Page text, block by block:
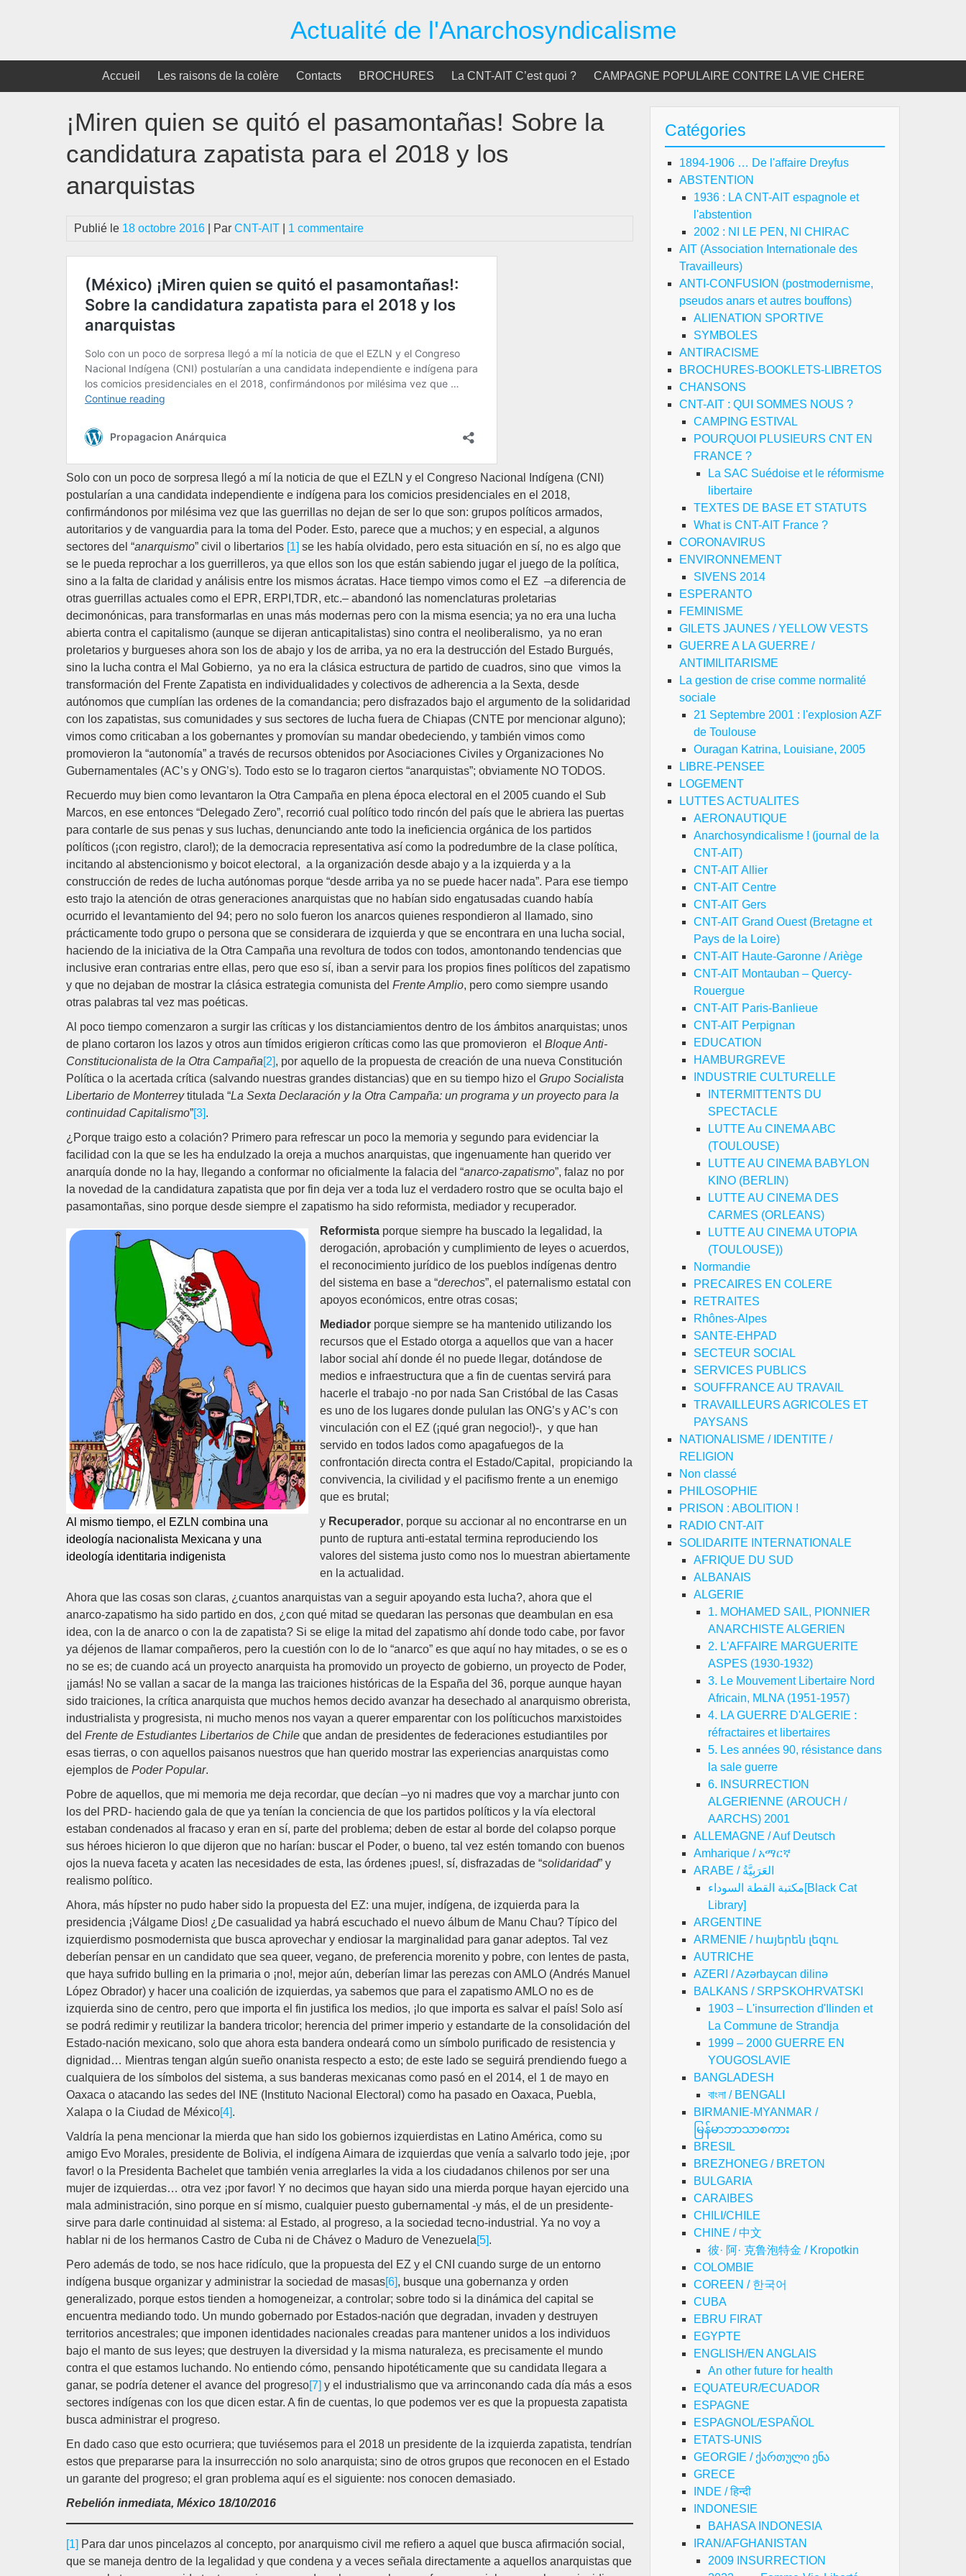
Actualité de l'Anarchosyndicalisme
Accueil Les raisons de la colère Contacts BROCHURES La CNT-AIT C’est quoi ? CAMPAGNE POPULAIRE CONTRE LA VIE CHERE
¡Miren quien se quitó el pasamontañas! Sobre la
candidatura zapatista para el 2018 y los
anarquistas
Publié le 18 octobre 2016 | Par CNT-AIT 1 commentaire
Solo con un poco de sorpresa llegó a mí la noticia de que el EZLN y el Congreso Nacional Indígena (CNI)
postularían a una candidata independiente e indígena para los comicios presidenciales en el 2018,
confirmándonos por milésima vez que las guerrillas no dejan de ser lo que son: grupos políticos armados,
autoritarios y de vanguardia para la toma del Poder. Esto, parece que a muchos; y en especial, a algunos
sectores del “anarquismo” civil o libertarios [1] se les había olvidado, pero esta situación en sí, no es algo que
se le pueda reprochar a los guerrilleros, ya que ellos son los que están sabiendo jugar el juego de la política,
sino a la falta de claridad y análisis entre los mismos ácratas. Hace tiempo vimos como el EZ –a diferencia de
otras guerrillas actuales como el EPR, ERPI,TDR, etc.– abandonó las nomenclaturas proletarias
decimonónicas, para transformarlas en unas más modernas pero con la misma esencia; ya no era una lucha
abierta contra el capitalismo (aunque se dijeran anticapitalistas) sino contra el neoliberalismo, ya no eran
proletarios y burgueses ahora son los de abajo y los de arriba, ya no era la destrucción del Estado Burgués,
sino la lucha contra el Mal Gobierno, ya no era la clásica estructura de partido de cuadros, sino que vimos la
transformación del Frente Zapatista en individualidades y colectivos de adherencia a la Sexta, desde
autónomos que cumplían las ordenes de la comandancia; pero disfrazados bajo el argumento de la solidaridad
con los zapatistas, sus comunidades y sus sectores de lucha fuera de Chiapas (CNTE por mencionar alguno);
vimos como criticaban a los gobernantes y promovían su mandar obedeciendo, y también vimos como
promovieron la “autonomía” a través de recursos obtenidos por Asociaciones Civiles y Organizaciones No
Gubernamentales (AC’s y ONG’s). Todo esto se lo tragaron ciertos “anarquistas”; obviamente NO TODOS.
Recuerdo muy bien como levantaron la Otra Campaña en plena época electoral en el 2005 cuando el Sub
Marcos, en ese entonces “Delegado Zero”, recorrió cual político todo rincón del país que le abriera las puertas
para contarle de sus penas y sus luchas, denunciando ante todo la ineficiencia orgánica de los partidos
políticos (¡con registro, claro!); de la democracia representativa así como la podredumbre de la clase política,
incitando al abstencionismo y boicot electoral, a la organización desde abajo y a la izquierda y a la
construcción de redes de lucha autónomas porque “desde arriba ya no se puede hacer nada”. Para ese tiempo
esto trajo la atención de otras generaciones anarquistas que no habían sido engatusadas cuando había
ocurrido el levantamiento del 94; pero no solo fueron los anarcos quienes respondieron al llamado, sino
prácticamente todo grupo o persona que se considerara de izquierda y que se encontrara en una lucha social,
haciendo de la iniciativa de la Otra Campaña una revoltura de todos con todos, amontonando tendencias que
inclusive eran contrarias entre ellas, pero que eso sí, iban a servir para los propios fines políticos del zapatismo
y que no dejaban de mostrar la clásica estrategia comunista del Frente Amplio, pero como siempre usando
otras palabras tal vez mas poéticas.
Al poco tiempo comenzaron a surgir las críticas y los distanciamientos dentro de los ámbitos anarquistas; unos
de plano cortaron los lazos y otros aun tímidos erigieron críticas como las que promovieron el Bloque Anti-
Constitucionalista de la Otra Campaña[2], por aquello de la propuesta de creación de una nueva Constitución
Política o la acertada crítica (salvando nuestras grandes distancias) que en su tiempo hizo el Grupo Socialista
Libertario de Monterreytitulada “La Sexta Declaración y la Otra Campaña: un programa y un proyecto para la
continuidad Capitalismo”[3].
¿Porque traigo esto a colación? Primero para refrescar un poco la memoria y segundo para evidenciar la
facilidad con la que se les ha endulzado la oreja a muchos anarquistas, que ingenuamente han querido ver
anarquía donde no la hay, llegando a conformar no oficialmente la falacia del “anarco-zapatismo”, falaz no por
la novedad de la candidatura zapatista que por fin deja ver a toda luz el verdadero rostro que se oculta bajo el
pasamontañas, sino porque desde siempre el zapatismo ha sido reformista, mediador y recuperador.
Al mismo tiempo, el EZLN combina una
ideología nacionalista Mexicana y una
ideología identitaria indigenista
Reformista porque siempre ha buscado la legalidad, la
derogación, aprobación y cumplimiento de leyes o acuerdos,
el reconocimiento jurídico de los pueblos indígenas dentro
del sistema en base a “derechos”, el paternalismo estatal con
apoyos económicos, entre otras cosas;
Mediador porque siempre se ha mantenido utilizando los
recursos que el Estado otorga a aquellos que van a hacer
labor social ahí donde él no puede llegar, dotándose de
medios e infraestructura que a fin de cuentas servirá para
hacerle el trabajo -no por nada San Cristóbal de las Casas
es uno de los lugares donde pululan las ONG’s y AC’s con
vinculación con el EZ (¡qué gran negocio!)-, y que han
servido en todos lados como apagafuegos de la
confrontación directa contra el Estado/Capital, propiciando la
convivencia, la civilidad y el pacifismo frente a un enemigo
que es brutal;
y Recuperador, porque su accionar al no encontrarse en un
punto de ruptura anti-estatal termina reproduciendo los
valores del sistema justo como nos lo muestran abiertamente
en la actualidad.
Ahora que las cosas son claras, ¿cuantos anarquistas van a seguir apoyando esta lucha?, ahora que el
anarco-zapatismo ha sido partido en dos, ¿con qué mitad se quedaran las personas que deambulan en esa
idea, con la de anarco o con la de zapatista? Si se elige la mitad del zapatismo ahí donde todo cabe, por favor
ya déjenos de llamar compañeros, pero la cuestión con lo de lo “anarco” es que aquí no hay mitades, o se es o
no se es; de cuando acá un proyecto anarquista ha promovido un proyecto de gobierno, un proyecto de Poder,
¡jamás! No se vallan a sacar de la manga las traiciones históricas de la España del 36, porque aunque hayan
sido traiciones, la crítica anarquista que muchos hemos decido avanzar ha desechado al anarquismo obrerista,
industrialista y progresista, ni mucho menos nos vayan a querer emparentar con los políticuchos marxistoides
del Frente de Estudiantes Libertarios de Chile que andan de presidentes de federaciones estudiantiles por
esas tierras, o con aquellos paisanos nuestros que han querido mostrar las experiencias anarquistas como
ejemplos de Poder Popular.
Pobre de aquellos, que mi memoria me deja recordar, que decían –yo ni madres que voy a marchar junto con
los del PRD- haciendo gala de que ya tenían la conciencia de que los partidos políticos y la vía electoral
estaban condenados al fracaso y eran en sí, parte del problema; deben de estar al borde del colapso porque
sus héroes hicieron lo que dijeron que no harían: buscar el Poder, o bueno, tal vez estén tomando con buenos
ojos la nueva faceta y acaten las necesidades de esta, las órdenes ¡pues!, sí, disfrazadas de “solidaridad” y
realismo político.
Ahora, más hípster no pudo haber sido la propuesta del EZ: una mujer, indígena, de izquierda para la
presidencia ¡Válgame Dios! ¿De casualidad ya habrá escuchado el nuevo álbum de Manu Chau? Típico del
izquierdismo posmodernista que busca aprovechar y endiosar la marginalidad para ganar adeptos. Tal vez
deberían pensar en un candidato que sea queer, vegano, de preferencia morenito y pobre, con lentes de pasta,
que haya sufrido bulling en la primaria o ¡no!, mejor aún, deberían limar las perezas con AMLO (Andrés Manuel
López Obrador) y hacer una coalición de izquierdas, ya sabemos que para el zapatismo AMLO no es de
izquierda sino de centro, pero que importa el fin justifica los medios, ¡lo que importa es salvar el país! Solo así
se podrá redimir y reutilizar la bandera tricolor; herencia del primer imperio y estandarte de la consolidación del
Estado-nación mexicano, solo que ahora esta bandera ondeará como un símbolo purificado de resistencia y
dignidad… Mientras tengan algún sueño onanista respecto a esto; de este lado se seguirá prendiendo fuego a
cualquiera de los símbolos del sistema, a sus banderas mexicanas como pasó en el 2014, el 1 de mayo en
Oaxaca o atacando las sedes del INE (Instituto Nacional Electoral) como ha pasado en Oaxaca, Puebla,
Xalapa o la Ciudad de México[4].
Valdría la pena mencionar la mierda que han sido los gobiernos izquierdistas en Latino América, como su
amigo Evo Morales, presidente de Bolivia, el indígena Aimara de izquierdas que venía a salvarlo todo jeje, ¡por
favor! o la Presidenta Bachelet que también venia arreglarles la vida a los ciudadanos chilenos por ser una
mujer de izquierdas… otra vez ¡por favor! Y no decimos que hayan sido una mierda porque hayan ejercido una
mala administración, sino porque en sí mismo, cualquier puesto gubernamental -y más, el de un presidente-
sirve para darle continuidad al sistema: al Estado, al progreso, a la sociedad tecno-industrial. Ya no voy a
hablar ni de los hermanos Castro de Cuba ni de Chávez o Maduro de Venezuela[5].
Pero además de todo, se nos hace ridículo, que la propuesta del EZ y el CNI cuando surge de un entorno
indígena busque organizar y administrar la sociedad de masas[6], busque una gobernanza y orden
generalizado, porque estos tienden a homogeneizar, a controlar; sobre todo si la dinámica del capital se
encuentra mediando todo. Un mundo gobernado por Estados-nación que degradan, invaden y destruyen
territorios ancestrales; que imponen identidades nacionales creadas para mantener unidos a los individuos
bajo el manto de sus leyes; que destruyen la diversidad y la misma naturaleza, es precisamente el mundo
contra el que estamos luchando. No entiendo cómo, pensando hipotéticamente que su candidata llegara a
ganar, se podría detener el avance del progreso[7] y el industrialismo que va arrinconando cada día más a esos
sectores indígenas con los que dicen estar. A fin de cuentas, lo que podemos ver es que la propuesta zapatista
busca administrar el progreso.
En dado caso que esto ocurriera; que tuviésemos para el 2018 un presidente de la izquierda zapatista, tendrían
estos que prepararse para la insurrección no solo anarquista; sino de otros grupos que reconocen en el Estado
un garante del progreso; el gran problema aquí es el siguiente: nos conocen demasiado.
Rebelión inmediata, México 18/10/2016
[1] Para dar unos pincelazos al concepto, por anarquismo civil me refiero a aquel que busca afirmación social,
que se maneja dentro de la legalidad y que condena y a veces señala directamente a aquellos anarquistas que
Catégories
1894-1906 … De l'affaire Dreyfus
ABSTENTION
1936 : LA CNT-AIT espagnole et
l'abstention
2002 : NI LE PEN, NI CHIRAC
AIT (Association Internationale des
Travailleurs)
ANTI-CONFUSION (postmodernisme,
pseudos anars et autres bouffons)
ALIENATION SPORTIVE
SYMBOLES
ANTIRACISME
BROCHURES-BOOKLETS-LIBRETOS
CHANSONS
CNT-AIT : QUI SOMMES NOUS ?
CAMPING ESTIVAL
POURQUOI PLUSIEURS CNT EN
FRANCE ?
La SAC Suédoise et le réformisme
libertaire
TEXTES DE BASE ET STATUTS
What is CNT-AIT France ?
CORONAVIRUS
ENVIRONNEMENT
SIVENS 2014
ESPERANTO
FEMINISME
GILETS JAUNES / YELLOW VESTS
GUERRE A LA GUERRE /
ANTIMILITARISME
La gestion de crise comme normalité
sociale
21 Septembre 2001 : l'explosion AZF
de Toulouse
Ouragan Katrina, Louisiane, 2005
LIBRE-PENSEE
LOGEMENT
LUTTES ACTUALITES
AERONAUTIQUE
Anarchosyndicalisme ! (journal de la
CNT-AIT)
CNT-AIT Allier
CNT-AIT Centre
CNT-AIT Gers
CNT-AIT Grand Ouest (Bretagne et
Pays de la Loire)
CNT-AIT Haute-Garonne / Ariège
CNT-AIT Montauban – Quercy-
Rouergue
CNT-AIT Paris-Banlieue
CNT-AIT Perpignan
EDUCATION
HAMBURGREVE
INDUSTRIE CULTURELLE
INTERMITTENTS DU
SPECTACLE
LUTTE Au CINEMA ABC
(TOULOUSE)
LUTTE AU CINEMA BABYLON
KINO (BERLIN)
LUTTE AU CINEMA DES
CARMES (ORLEANS)
LUTTE AU CINEMA UTOPIA
(TOULOUSE))
Normandie
PRECAIRES EN COLERE
RETRAITES
Rhônes-Alpes
SANTE-EHPAD
SECTEUR SOCIAL
SERVICES PUBLICS
SOUFFRANCE AU TRAVAIL
TRAVAILLEURS AGRICOLES ET
PAYSANS
NATIONALISME / IDENTITE /
RELIGION
Non classé
PHILOSOPHIE
PRISON : ABOLITION !
RADIO CNT-AIT
SOLIDARITE INTERNATIONALE
AFRIQUE DU SUD
ALBANAIS
ALGERIE
1. MOHAMED SAIL, PIONNIER
ANARCHISTE ALGERIEN
2. L'AFFAIRE MARGUERITE
ASPES (1930-1932)
3. Le Mouvement Libertaire Nord
Africain, MLNA (1951-1957)
4. LA GUERRE D'ALGERIE :
réfractaires et libertaires
5. Les années 90, résistance dans
la sale guerre
6. INSURRECTION
ALGERIENNE (AROUCH /
AARCHS) 2001
ALLEMAGNE / Auf Deutsch
Amharique / አማርኛ
ARABE / العَرَبِيَّةُ
مكتبة القطة السوداء[Black Cat
Library]
ARGENTINE
ARMENIE / հայերեն լեզու
AUTRICHE
AZERI / Azərbaycan dilinə
BALKANS / SRPSKOHRVATSKI
1903 – L'insurrection d'Ilinden et
La Commune de Strandja
1999 – 2000 GUERRE EN
YOUGOSLAVIE
BANGLADESH
বাংলা / BENGALI
BIRMANIE-MYANMAR /
မြန်မာဘာသာစကား
BRESIL
BREZHONEG / BRETON
BULGARIA
CARAIBES
CHILI/CHILE
CHINE / 中文
彼· 阿· 克鲁泡特金 / Kropotkin
COLOMBIE
COREEN / 한국어
CUBA
EBRU FIRAT
EGYPTE
ENGLISH/EN ANGLAIS
An other future for health
EQUATEUR/ECUADOR
ESPAGNE
ESPAGNOL/ESPAÑOL
ETATS-UNIS
GEORGIE / ქართული ენა
GRECE
INDE / हिन्दी
INDONESIE
BAHASA INDONESIA
IRAN/AFGHANISTAN
2009 INSURRECTION